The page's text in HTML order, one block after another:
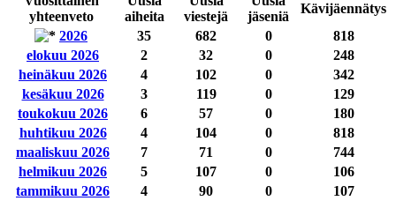
yhteenveto
aiheita
viestejä
jäseniä
Kävijäennätys
2026
35 682 0
818
elokuu 2026
2 32 0
248
heinäkuu 2026
4 102 0
342
kesäkuu 2026
3 119 0
129
toukokuu 2026
6 57 0
180
huhtikuu 2026
4 104 0
818
maaliskuu 2026
7 71 0
744
helmikuu 2026
5 107 0
106
tammikuu 2026
4 90 0
107